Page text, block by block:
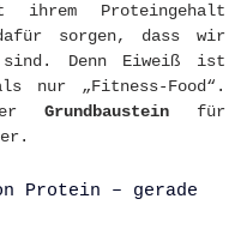
ihrem Proteingehalt
sorgen, dass wir
Denn Eiweiß ist
nur „Fitness-Food“.
Grundbaustein für
Protein – gerade